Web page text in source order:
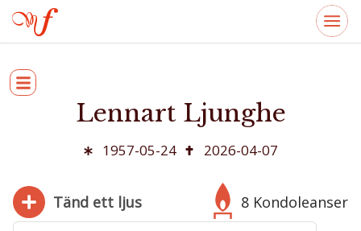
Lennart Ljunghe
1957-05-24 2026-04-07
Tänd ett ljus 8 Kondoleanser